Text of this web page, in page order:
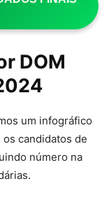
DOM
um infográfico
candidatos de
número na